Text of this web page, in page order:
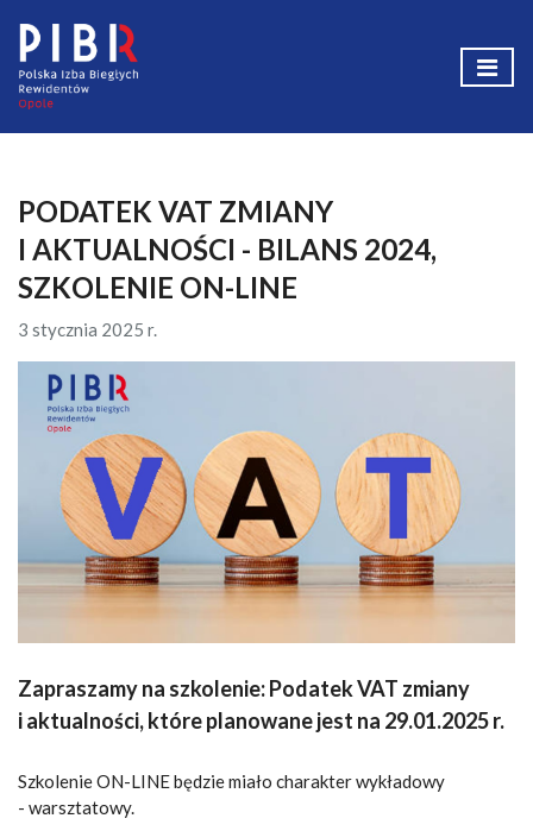
PODATEK VAT ZMIANY
I AKTUALNOŚCI - BILANS 2024,
SZKOLENIE ON-LINE
3 stycznia 2025 r.
Zapraszamy na szkolenie: Podatek VAT zmiany
i aktualności, które planowane jest na 29.01.2025 r.
Szkolenie ON-LINE będzie miało charakter wykładowy
- warsztatowy.